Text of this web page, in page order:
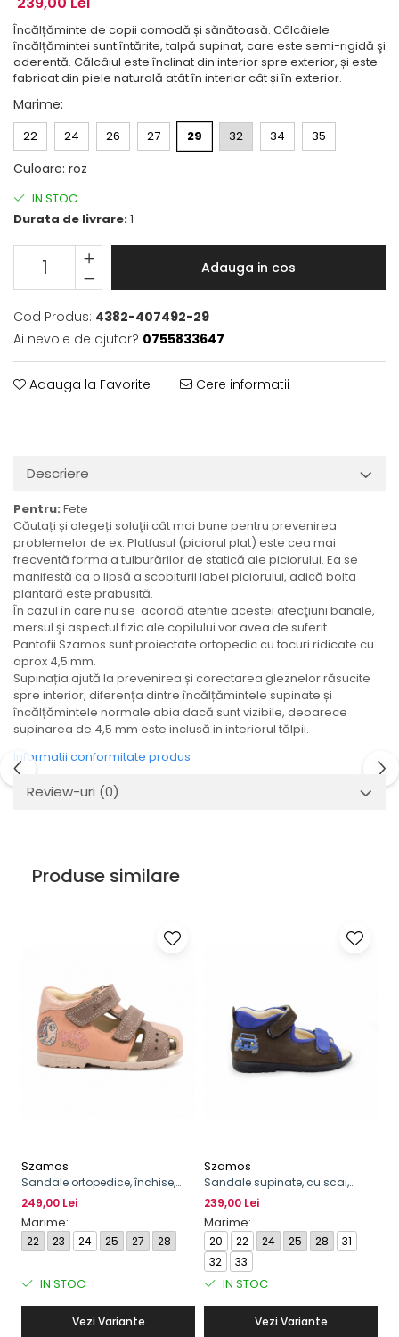
Încălțăminte de copii comodă și sănătoasă. Câlcâiele
încălțămintei sunt întărite, talpă supinat, care este semi-rigidă şi
aderentă. Călcâiul este înclinat din interior spre exterior, și este
fabricat din piele naturală atât în interior cât și în exterior.
Marime:
22 24 26 27 29 32 34 35
Culoare: roz
IN STOC
Durata de livrare:1
Adauga in cos
Cod Produs: 4382-407492-29
Ai nevoie de ajutor? 0755833647
Adauga la Favorite Cere informatii
Descriere
Pentru: Fete
Căutați și alegeți soluţii cât mai bune pentru prevenirea
problemelor de ex. Platfusul (piciorul plat) este cea mai
frecventă forma a tulburărilor de statică ale piciorului. Ea se
manifestă ca o lipsă a scobiturii labei piciorului, adică bolta
plantară este prabusită.
În cazul în care nu se acordă atentie acestei afecţiuni banale,
mersul şi aspectul fizic ale copilului vor avea de suferit.
Pantofii Szamos sunt proiectate ortopedic cu tocuri ridicate cu
aprox 4,5 mm.
Supinația ajută la prevenirea și corectarea gleznelor răsucite
spre interior, diferența dintre încălțămintele supinate și
încălțămintele normale abia dacă sunt vizibile, deoarece
supinarea de 4,5 mm este inclusă in interiorul tălpii.
Informatii conformitate produs
Review-uri (0)
Produse similare
Szamos
Sandale ortopedice, închise,
supinate, cu scai pentru fete
249,00 Lei
Marime:
22 23 24 25 27 28
IN STOC
Vezi Variante
Szamos
Sandale supinate, cu scai,
pentru băieți, cu model de
239,00 Lei
Marime:
20 22 24 25 28
31
32
33
IN STOC
Vezi Variante